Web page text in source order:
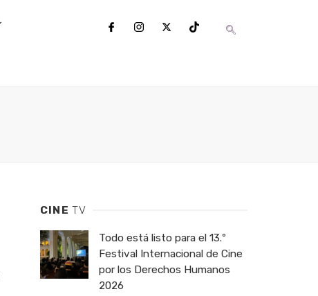
CINETV
Todo está listo para el 13.º
Festival Internacional de Cine
por los Derechos Humanos
2026